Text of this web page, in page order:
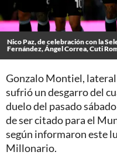
Nico Paz, de celebración con la
Fernández, Ángel Correa, Cuti
Gonzalo Montiel,
sufrió un desgarro del
duelo del pasado
de ser citado para el
según informaron este
Millonario.